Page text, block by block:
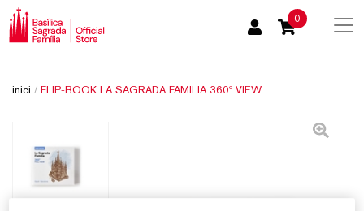
0
inici / FLIP-BOOK LA SAGRADA FAMILIA 360º VIEW